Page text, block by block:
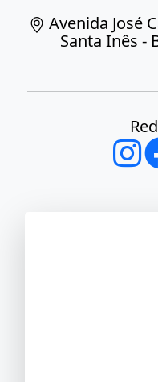
Avenida José
Santa Inês -